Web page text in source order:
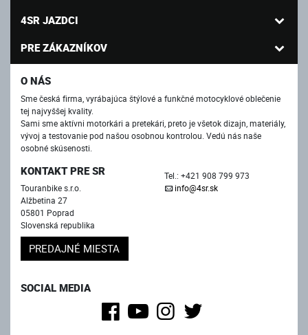
4SR JAZDCI
PRE ZÁKAZNÍKOV
O NÁS
Sme česká firma, vyrábajúca štýlové a funkčné motocyklové oblečenie
tej najvyššej kvality.
Sami sme aktívni motorkári a pretekári, preto je všetok dizajn, materiály,
vývoj a testovanie pod našou osobnou kontrolou. Vedú nás naše
osobné skúsenosti.
KONTAKT PRE SR
Touranbike s.r.o.
Alžbetina 27
05801 Poprad
Slovenská republika
PREDAJNÉ MIESTA
Tel.: +421 908 799 973
info@4sr.sk
SOCIAL MEDIA